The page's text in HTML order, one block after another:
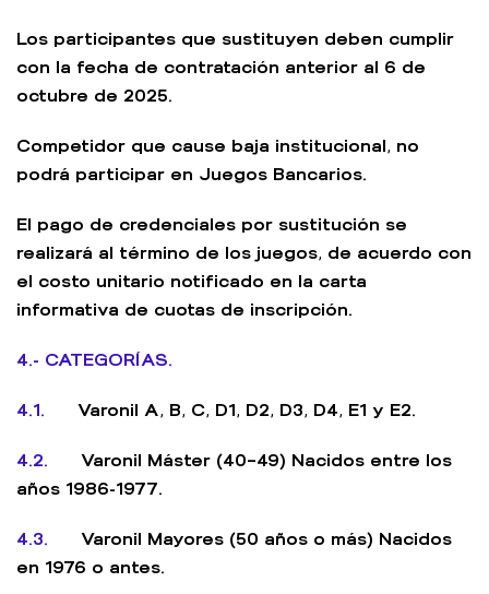
Los participantes que sustituyen deben cumplir
con la fecha de contratación anterior al 6 de
octubre de 2025.
Competidor que cause baja institucional, no
podrá participar en Juegos Bancarios.
El pago de credenciales por sustitución se
realizará al término de los juegos, de acuerdo con
el costo unitario notificado en la carta
informativa de cuotas de inscripción.
4.- CATEGORÍAS.
4.1. Varonil A, B, C, D1, D2, D3, D4, E1 y E2.
4.2. Varonil Máster (40–49) Nacidos entre los
años 1986-1977.
4.3. Varonil Mayores (50 años o más) Nacidos
en 1976 o antes.